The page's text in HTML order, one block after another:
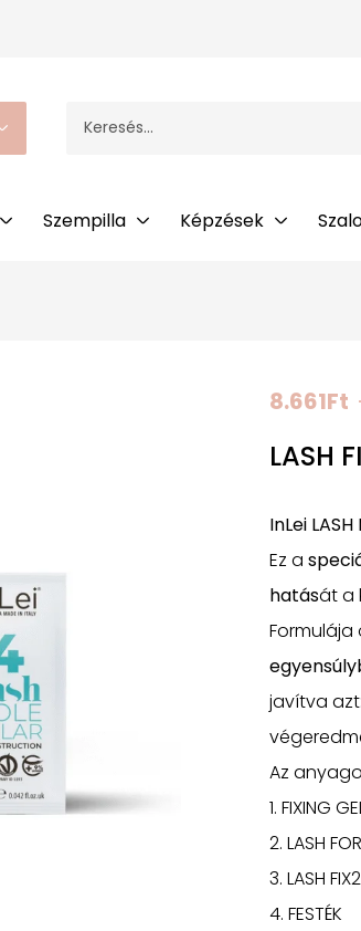
Szempilla Képzések
8.661Ft
LASH
InLei
Ez a
hatását a
Formulája
javítva azt:
Az
1. FIXING
2. LASH
3. LASH FIX2
4. FESTÉK